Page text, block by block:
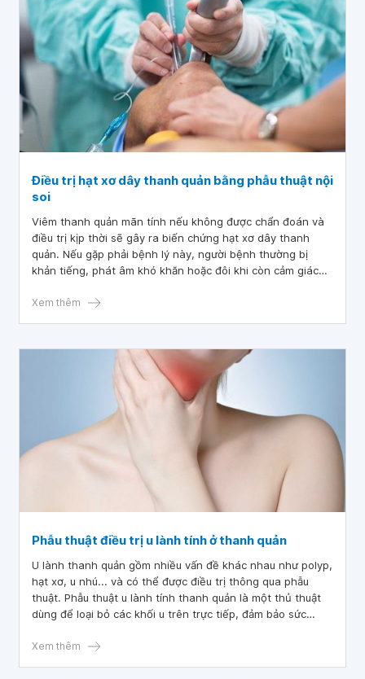
Điều trị hạt xơ dây thanh quản bằng phẫu thuật nội
soi
Viêm thanh quản mãn tính nếu không được chẩn đoán và
điều trị kịp thời sẽ gây ra biến chứng hạt xơ dây thanh
quản. Nếu gặp phải bệnh lý này, người bệnh thường bị
khản tiếng, phát âm khó khăn hoặc đôi khi còn cảm giác
thanh quản chữa như thế nào?
Xem thêm
Phẫu thuật điều trị u lành tính ở thanh quản
U lành thanh quản gồm nhiều vấn đề khác nhau như polyp,
hạt xơ, u nhú... và có thể được điều trị thông qua phẫu
thuật. Phẫu thuật u lành tính thanh quản là một thủ thuật
dùng để loại bỏ các khối u trên trực tiếp, đảm bảo sức
của bệnh nhân.
Xem thêm